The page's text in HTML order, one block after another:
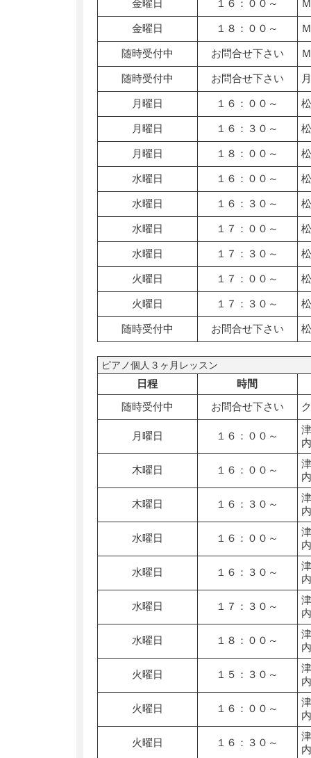
金曜日 １６：００～
金曜日 １８：００～
随時受付中 お問合せ下さい
随時受付中 お問合せ下さい
月曜日 １６：００～
月曜日 １６：３０～
月曜日 １８：００～
水曜日 １６：００～
水曜日 １６：３０～
水曜日 １７：００～
水曜日 １７：３０～
火曜日 １７：００～
火曜日 １７：３０～
随時受付中 お問合せ下さい
ピアノ個人３ヶ月レッスン
日程
時間
随時受付中
お問合せ下さい
月曜日 １６：００～
木曜日 １６：００～
木曜日 １６：３０～
水曜日 １６：００～
水曜日 １６：３０～
水曜日 １７：３０～
水曜日 １８：００～
火曜日 １５：３０～
火曜日 １６：００～
火曜日 １６：３０～